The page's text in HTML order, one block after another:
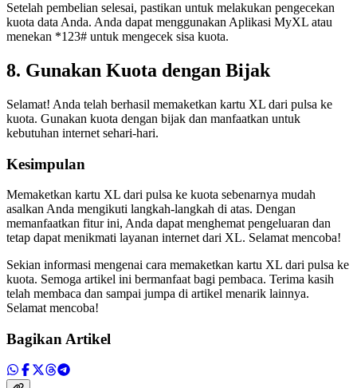
Setelah pembelian selesai, pastikan untuk melakukan pengecekan
kuota data Anda. Anda dapat menggunakan Aplikasi MyXL atau
menekan *123# untuk mengecek sisa kuota.
8. Gunakan Kuota dengan Bijak
Selamat! Anda telah berhasil memaketkan kartu XL dari pulsa ke
kuota. Gunakan kuota dengan bijak dan manfaatkan untuk
kebutuhan internet sehari-hari.
Kesimpulan
Memaketkan kartu XL dari pulsa ke kuota sebenarnya mudah
asalkan Anda mengikuti langkah-langkah di atas. Dengan
memanfaatkan fitur ini, Anda dapat menghemat pengeluaran dan
tetap dapat menikmati layanan internet dari XL. Selamat mencoba!
Sekian informasi mengenai cara memaketkan kartu XL dari pulsa ke
kuota. Semoga artikel ini bermanfaat bagi pembaca. Terima kasih
telah membaca dan sampai jumpa di artikel menarik lainnya.
Selamat mencoba!
Bagikan Artikel